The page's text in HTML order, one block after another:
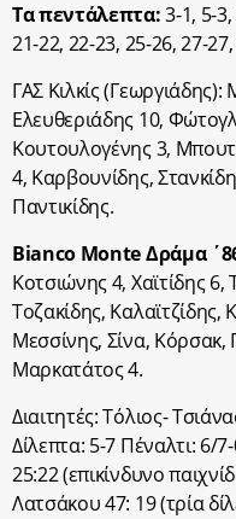
Τα πεντάλεπτα:3-1, 5-
21-22, 22-23, 25-26, 27-
ΓΑΣ Κιλκίς
Ελευθεριάδης 10,
Κουτουλογένης 3,
4, Καρβουνίδης,
Παντικίδης.
Bianco Monte Δράμα
Κοτσιώνης 4, Χαϊτίδης
Τοζακίδης,
Μεσσίνης, Σίνα,
Μαρκατάτος 4.
Διαιτητές: Τόλιος-
Δίλεπτα: 5-7 Πέναλτι: 6/
25:22 (επικίνδυνο
Λατσάκου 47: 19 (τρία